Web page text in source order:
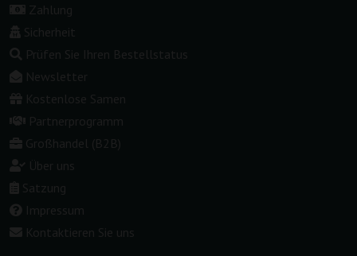
Zahlung
Sicherheit
Prüfen Sie Ihren Bestellstatus
Newsletter
Kostenlose Samen
Partnerprogramm
Großhandel (B2B)
Über uns
Satzung
Impressum
Kontaktieren Sie uns